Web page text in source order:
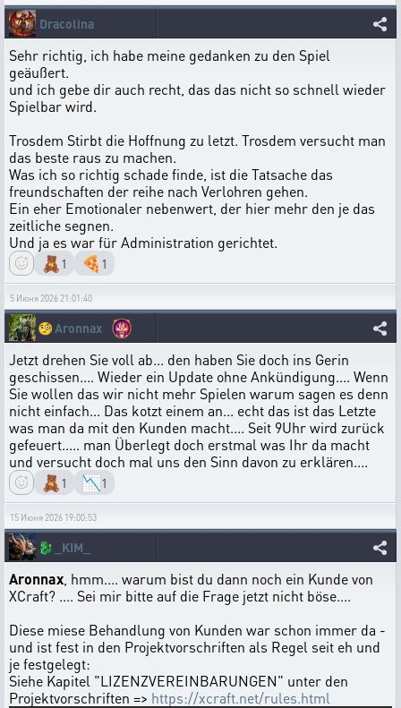
Dracolina
Sehr richtig, ich habe meine gedanken zu den Spiel
geäußert.
und ich gebe dir auch recht, das das nicht so schnell wieder
Spielbar wird.
Trosdem Stirbt die Hoffnung zu letzt. Trosdem versucht man
das beste raus zu machen.
Was ich so richtig schade finde, ist die Tatsache das
freundschaften der reihe nach Verlohren gehen.
Ein eher Emotionaler nebenwert, der hier mehr den je das
zeitliche segnen.
Und ja es war für Administration gerichtet.
🧸 1 🍕 1
5 Июня 2026 21:01:40
🧐Aronnax
Jetzt drehen Sie voll ab... den haben Sie doch ins Gerin
geschissen.... Wieder ein Update ohne Ankündigung.... Wenn
Sie wollen das wir nicht mehr Spielen warum sagen es denn
nicht einfach... Das kotzt einem an... echt das ist das Letzte
was man da mit den Kunden macht.... Seit 9Uhr wird zurück
gefeuert..... man Überlegt doch erstmal was Ihr da macht
und versucht doch mal uns den Sinn davon zu erklären....
🧸 1 📉1
15 Июня 2026 19:00:53
🐉 _KIM_
Aronnax , hmm.... warum bist du dann noch ein Kunde von
XCraft? .... Sei mir bitte auf die Frage jetzt nicht böse....
Diese miese Behandlung von Kunden war schon immer da -
und ist fest in den Projektvorschriften als Regel seit eh und
je festgelegt:
Siehe Kapitel "LIZENZVEREINBARUNGEN" unter den
Projektvorschriften => https://xcraft.net/rules.html